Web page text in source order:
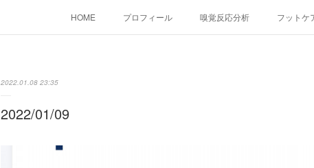
HOME プロフィール 嗅覚反応分析 フットケ
2022.01.08 23:35
2022/01/09